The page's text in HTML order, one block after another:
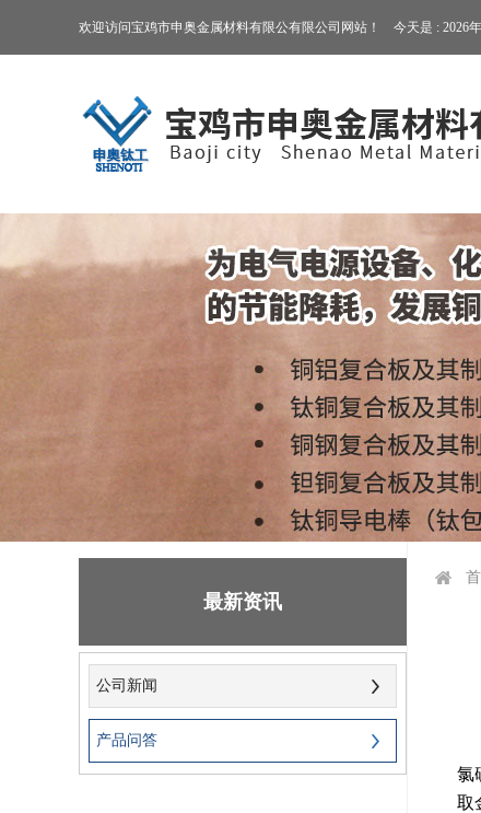
欢迎访问宝鸡市申奥金属材料有限公有限公司网站！ 今天是 : 2026
最新资讯
公司新闻
产品问答
氯
取